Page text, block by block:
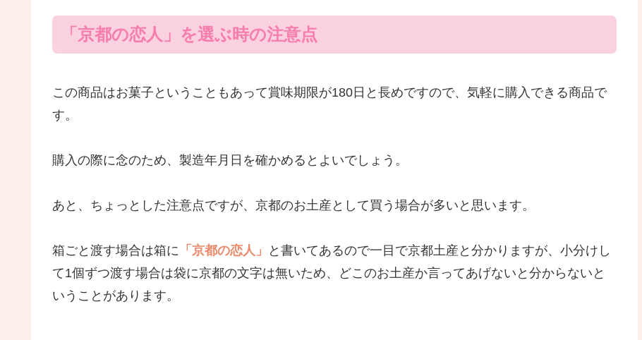
「京都の恋人」を選ぶ時の注意点
この商品はお菓子ということもあって賞味期限が180日と長めですので、気軽に購入できる商品で
す。
購入の際に念のため、製造年月日を確かめるとよいでしょう。
あと、ちょっとした注意点ですが、京都のお土産として買う場合が多いと思います。
箱ごと渡す場合は箱に 「京都の恋人」
と書いてあるので一目で京都土産と分かりますが、小分けし
て1個ずつ渡す場合は袋に京都の文字は無いため、どこのお土産か言ってあげないと分からないと
いうことがあります。